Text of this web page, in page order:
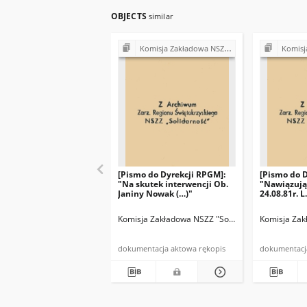
OBJECTS similar
Komisja Zakładowa NSZZ "Solidarność" przy Rejonowym Przedsiębiorstwie Gospodarki Mieszkaniowej w Skarżysku-Kamiennej
[Pismo do Dyrekcji RPGM]:
"Na skutek interwencji Ob.
Janiny Nowak (…)"
Komisja Zakładowa NSZZ "Solidarność" RPGM
dokumentacja aktowa rękopis
Komisja Zakładowa NSZZ
[Pismo do
24.08.81r.
Komisja